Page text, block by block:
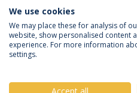
ÚLTIMAS NOTÍCIAS
Política de Privacidade
We use cookies
We may place these for analysis of
website, show personalised content
experience. For more information
settings.